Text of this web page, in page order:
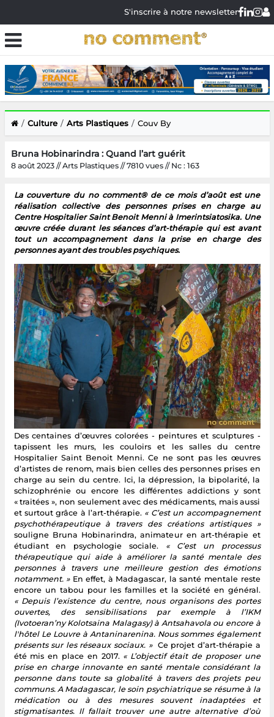
S'inscrire à notre newsletter
Culture Arts Plastiques Couv By
Bruna Hobinarindra : Quand l’art guérit
8 août 2023 // Arts Plastiques // 7810 vues // Nc : 163
La couverture du no comment® de ce mois d’août est une
réalisation collective des personnes prises en charge au
Centre Hospitalier Saint Benoit Menni à Imerintsiatosika. Une
œuvre créée durant les séances d’art-thérapie qui est avant
tout un accompagnement dans la prise en charge des
personnes ayant des troubles psychiques.
Des centaines d’œuvres colorées - peintures et sculptures -
tapissent les murs, les couloirs et les salles du centre
Hospitalier Saint Benoit Menni. Ce ne sont pas les œuvres
d’artistes de renom, mais bien celles des personnes prises en
charge au sein du centre. Ici, la dépression, la bipolarité, la
schizophrénie ou encore les différentes addictions y sont
« traitées », non seulement avec des médicaments, mais aussi
et surtout grâce à l’art-thérapie. « C’est un accompagnement
psychothérapeutique à travers des créations artistiques »
souligne Bruna Hobinarindra, animateur en art-thérapie et
étudiant en psychologie sociale. « C’est un processus
thérapeutique qui aide à améliorer la santé mentale des
personnes à travers une meilleure gestion des émotions
notamment. »En effet, à Madagascar, la santé mentale reste
encore un tabou pour les familles et la société en général.
« Depuis l’existence du centre, nous organisons des portes
ouvertes, des sensibilisations par exemple à l’IKM
(Ivotoeran’ny Kolotsaina Malagasy) à Antsahavola ou encore à
l'hôtel Le Louvre à Antaninarenina. Nous sommes également
présents sur les réseaux sociaux. » Ce projet d’art-thérapie a
été mis en place en 2017.« L’objectif était de proposer une
prise en charge innovante en santé mentale considérant la
personne dans toute sa globalité à travers des projets peu
communs. A Madagascar, le soin psychiatrique se résume à la
médication ou à des mesures souvent inadaptées et
stigmatisantes. Il fallait trouver une autre alternative d’où